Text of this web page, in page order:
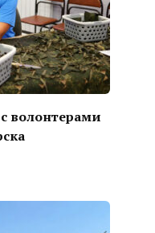
волонтерами